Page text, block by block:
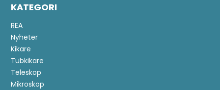
KATEGORI
REA
Nyheter
Kikare
Tubkikare
Teleskop
Mikroskop